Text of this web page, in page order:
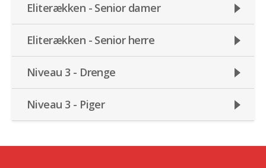
Eliterækken - Senior damer
Eliterækken - Senior herre
Niveau 3 - Drenge
Niveau 3 - Piger